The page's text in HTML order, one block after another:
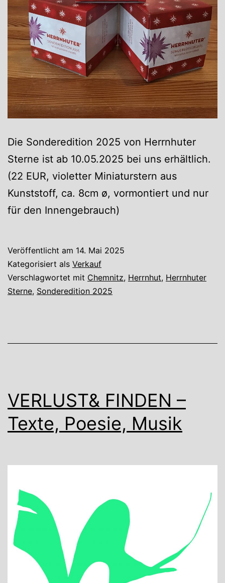
Die Sonderedition 2025 von Herrnhuter
Sterne ist ab 10.05.2025 bei uns erhältlich.
(22 EUR, violetter Miniaturstern aus
Kunststoff, ca. 8cm ø, vormontiert und nur
für den Innengebrauch)
Veröffentlicht am 14. Mai 2025
Kategorisiert als Verkauf
Verschlagwortet mit Chemnitz, Herrnhut, Herrnhuter
Sterne, Sonderedition 2025
VERLUST& FINDEN –
Texte, Poesie, Musik